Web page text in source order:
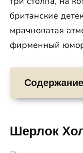
британские
мрачноватая
фирменный
Содержание
Шерлок